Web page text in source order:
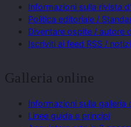
Informazioni sulla rivista
Politica editoriale /
Diventare ospite / autore
Iscriviti ai feed RSS /
Galleria online
Informazioni sulla galleria
Linee guida e principi